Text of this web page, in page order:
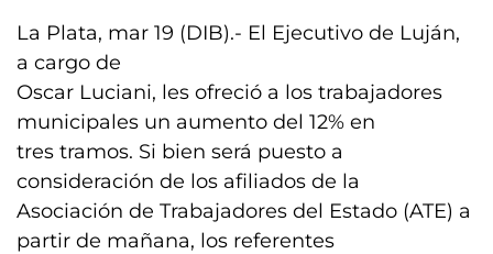
La Plata, mar 19 (DIB).- El Ejecutivo de Luján,
a cargo de
Oscar Luciani, les ofreció a los trabajadores
municipales un aumento del 12% en
tres tramos. Si bien será puesto a
consideración de los afiliados de la
Asociación de Trabajadores del Estado (ATE) a
partir de mañana, los referentes